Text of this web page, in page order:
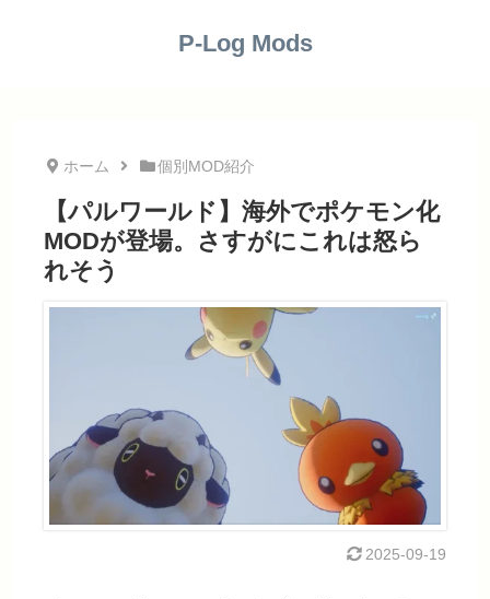
P-Log Mods
ホーム 個別MOD紹介
【パルワールド】海外でポケモン化
MODが登場。さすがにこれは怒ら
れそう
2025-09-19